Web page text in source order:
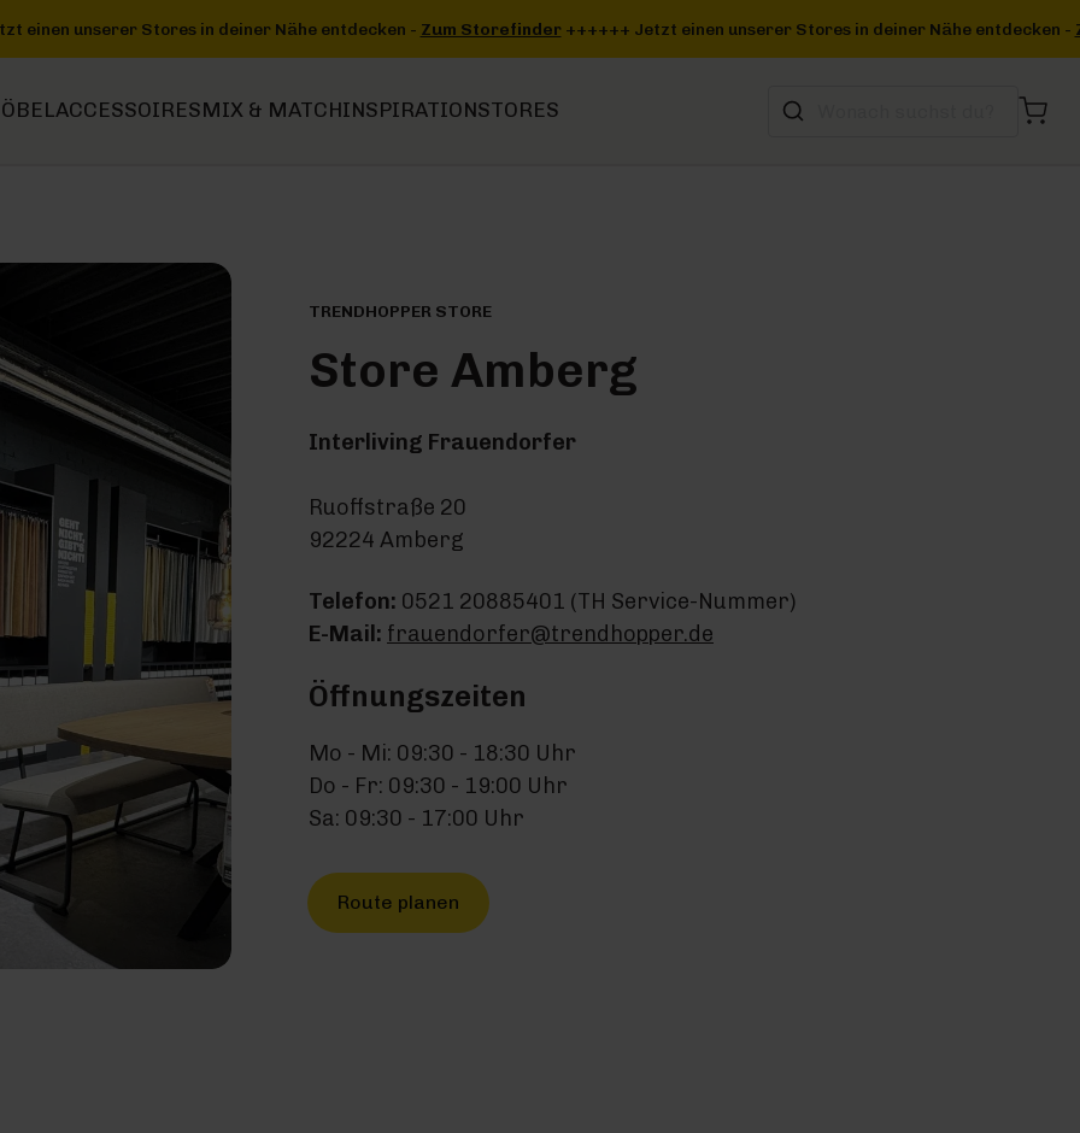
-Zum Storefinder+++ +++ Jetzt einen unserer Stores in deiner Nähe entdecken -Zum Storefinder+++
ACCESSOIRESMIX & MATCHINSPIRATIONSTORES
TRENDHOPPER STORE
Store Amberg
Interliving Frauendorfer
Ruoffstraße 20
92224 Amberg
Telefon: 0521 20885401 (TH Service-Nummer)
E-Mail: frauendorfer@trendhopper.de
Öffnungszeiten
Mo - Mi: 09:30 - 18:30 Uhr
Do - Fr: 09:30 - 19:00 Uhr
Sa: 09:30 - 17:00 Uhr
Route planen